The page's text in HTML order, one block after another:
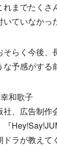
れまでたくさ
いていなかっ
らく今後、
な予感がする
和歌子
社、広告制
『
ドラが教えて